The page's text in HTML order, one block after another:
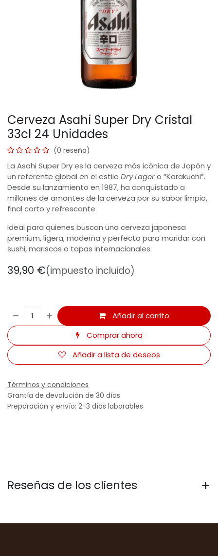
Cerveza Asahi Super Dry Cristal
33cl 24 Unidades
(0 reseña)
La Asahi Super Dry es la cerveza más icónica de Japón y
un referente global en el estilo Dry Lagero “Karakuchi”.
Desde su lanzamiento en 1987, ha conquistado a
millones de amantes de la cerveza por su sabor limpio,
final corto y refrescante.
Ideal para quienes buscan una cerveza japonesa
premium, ligera, moderna y perfecta para maridar con
sushi, mariscos o tapas internacionales.
39,90 €(impuesto incluido)
Añadir al carrito
Comprar ahora
Añadir a lista de deseos
Términos y condiciones
Grantía de devolución de 30 días
Preparación y envío: 2-3 días laborables
Reseñas de los clientes